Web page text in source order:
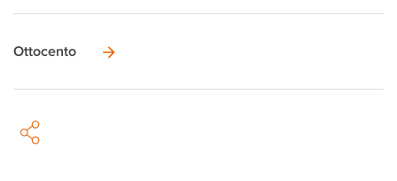
Ottocento